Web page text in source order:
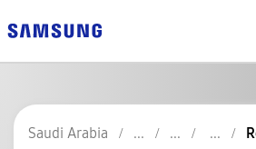
Saudi Arabia